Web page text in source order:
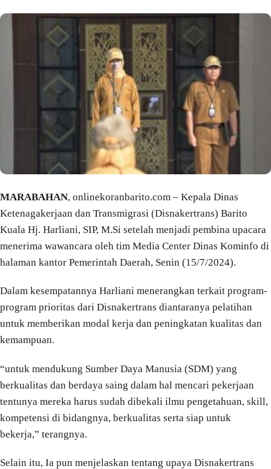
MARABAHAN, onlinekoranbarito.com – Kepala Dinas
Ketenagakerjaan dan Transmigrasi (Disnakertrans) Barito
Kuala Hj. Harliani, SIP, M.Si setelah menjadi pembina upacara
menerima wawancara oleh tim Media Center Dinas Kominfo di
halaman kantor Pemerintah Daerah, Senin (15/7/2024).
Dalam kesempatannya Harliani menerangkan terkait program-
program prioritas dari Disnakertrans diantaranya pelatihan
untuk memberikan modal kerja dan peningkatan kualitas dan
kemampuan.
“untuk mendukung Sumber Daya Manusia (SDM) yang
berkualitas dan berdaya saing dalam hal mencari pekerjaan
tentunya mereka harus sudah dibekali ilmu pengetahuan, skill,
kompetensi di bidangnya, berkualitas serta siap untuk
bekerja,” terangnya.
Selain itu, Ia pun menjelaskan tentang upaya Disnakertrans